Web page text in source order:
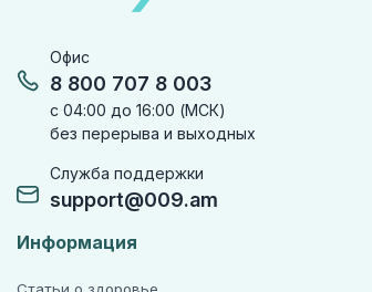
Офис
8 800 707 8 003
с 04:00 до 16:00 (МСК)
без перерыва и выходных
Служба поддержки
support@009.am
Информация